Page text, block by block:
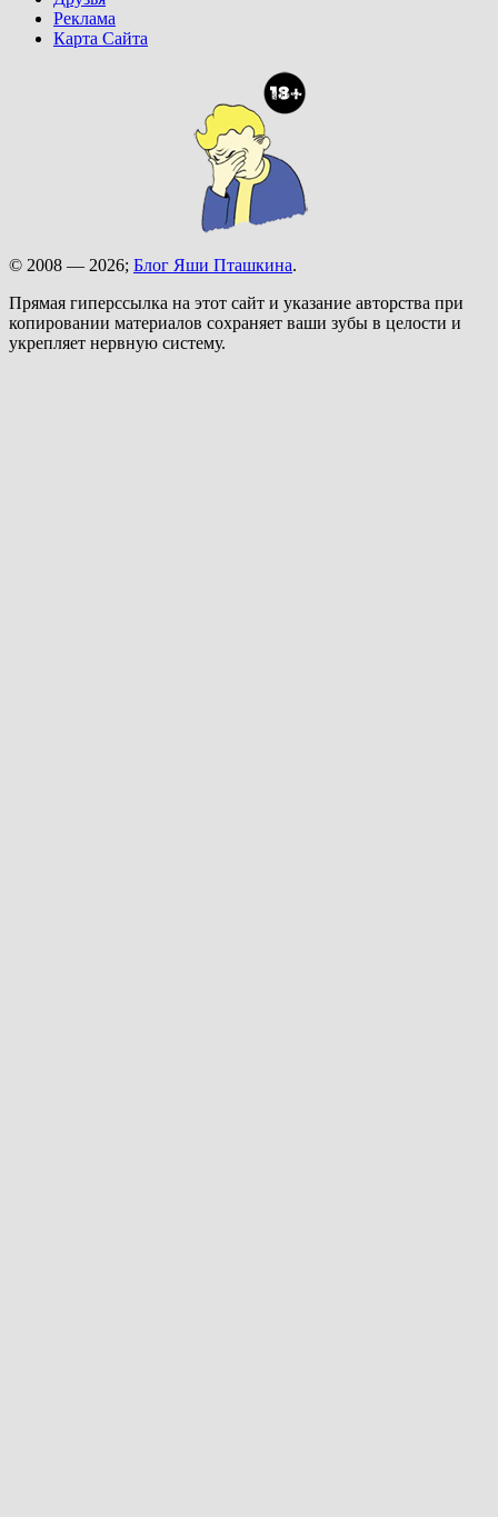
Реклама
Карта Сайта
© 2008 — 2026; Блог Яши Пташкина.
Прямая гиперссылка на этот сайт и указание авторства при
копировании материалов сохраняет ваши зубы в целости и
укрепляет нервную систему.